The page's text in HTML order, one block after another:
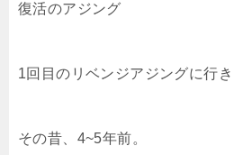
復活のアジング
1回目のリベンジアジングに行き
その昔、4~5年前。